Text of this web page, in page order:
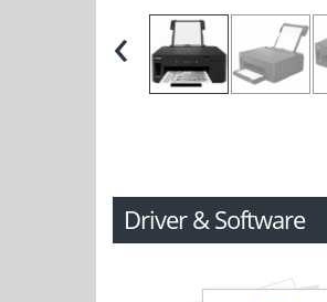
‹
Driver & Software